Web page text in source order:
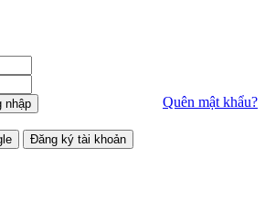
Quên mật khẩu?
nhập
Đăng ký tài khoản